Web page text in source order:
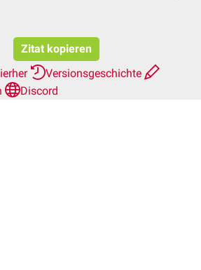
Zitat kopieren
Versionsgeschichte
Discord